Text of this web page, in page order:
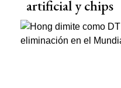
artificial y chips